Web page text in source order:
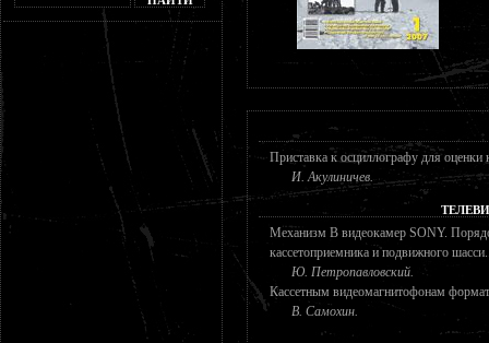
Приставка к осциллографу для оценки
И. Акулиничев.
Механизм B видеокамер SONY.
кассетоприемника и подвижного
Ю. Петропавловский.
Кассетным видеомагнитофонам
В. Самохин.